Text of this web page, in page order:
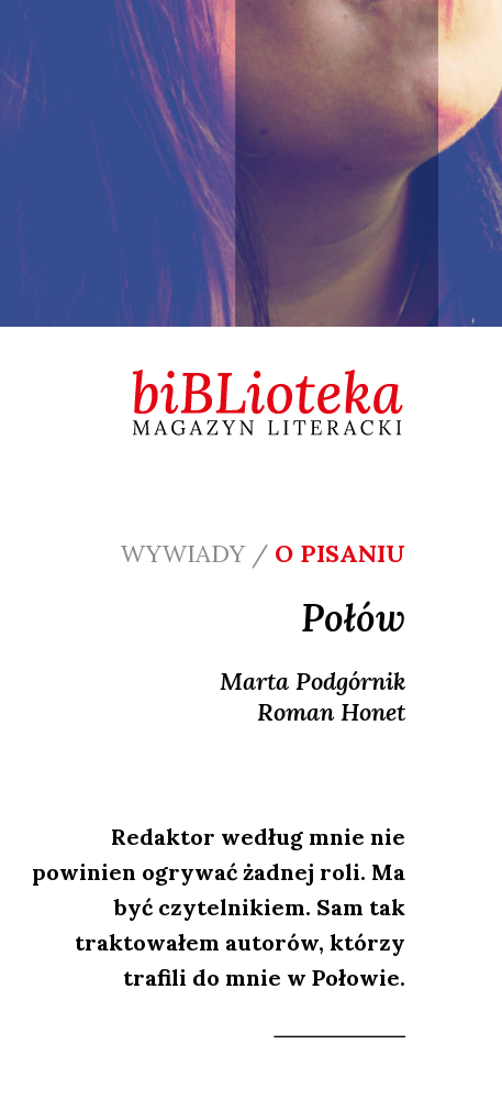
WYWIADY / O PISANIU
Połów
Marta Podgórnik
Roman Honet
Redaktor według mnie nie
powinien ogrywać żadnej roli. Ma
być czytelnikiem. Sam tak
traktowałem autorów, którzy
trafili do mnie w Połowie.